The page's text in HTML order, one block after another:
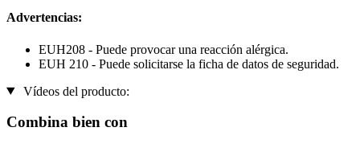
Advertencias:
EUH208 - Puede provocar una reacción alérgica.
EUH 210 - Puede solicitarse la ficha de datos de seguridad.
Vídeos del producto:
Combina bien con